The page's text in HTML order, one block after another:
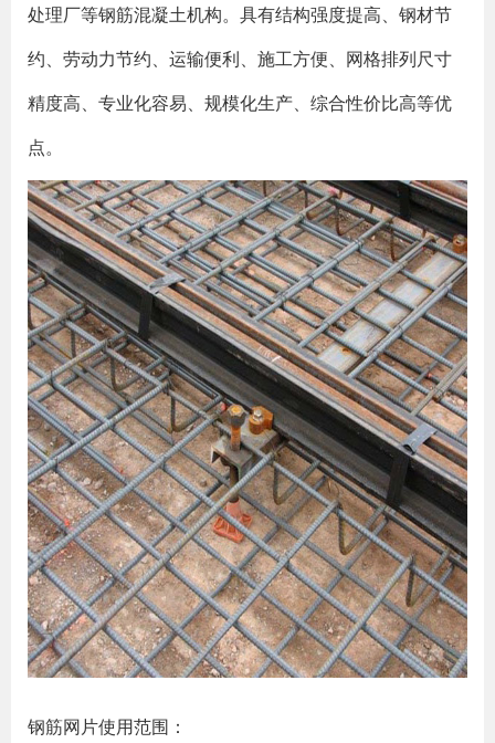
处理厂等钢筋混凝土机构。具有结构强度提高、钢材节
约、劳动力节约、运输便利、施工方便、网格排列尺寸
精度高、专业化容易、规模化生产、综合性价比高等优
点。
钢筋网片使用范围：